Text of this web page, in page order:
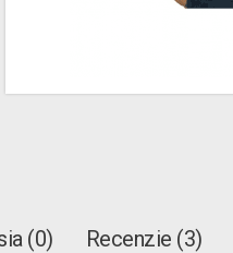
(0) Recenzie (3)